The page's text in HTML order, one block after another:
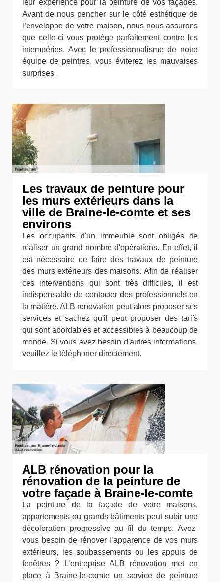
leur expérience pour la peinture de vos façades.
Avant de nous pencher sur le côté esthétique de
l’enveloppe de votre maison, nous nous assurons
que celle-ci vous protège parfaitement contre les
intempéries. Avec le professionnalisme de notre
équipe de peintres, vous éviterez les mauvaises
surprises.
Les travaux de peinture pour
les murs extérieurs dans la
ville de Braine-le-comte et ses
environs
Les occupants d'un immeuble sont obligés de
réaliser un grand nombre d'opérations. En effet, il
est nécessaire de faire des travaux de peinture
des murs extérieurs des maisons. Afin de réaliser
ces interventions qui sont très difficiles, il est
indispensable de contacter des professionnels en
la matière. ALB rénovation peut alors proposer ses
services et sachez qu'il peut proposer des tarifs
qui sont abordables et accessibles à beaucoup de
monde. Si vous avez besoin d'autres informations,
veuillez le téléphoner directement.
ALB rénovation pour la
rénovation de la peinture de
votre façade à Braine-le-comte
La peinture de la façade de votre maisons,
appartements ou grands bâtiments peut subir une
décoloration progressive au fil du temps. Avez-
vous besoin de rénover l’apparence de vos murs
extérieurs, les soubassements ou les appuis de
fenêtres ? L’entreprise ALB rénovation met en
place à Braine-le-comte un service de peinture